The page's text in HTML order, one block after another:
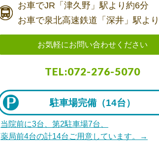
お車でJR「津久野」駅より 約6分
お車で泉北高速鉄道「深井」駅より
お気軽にお問い合わせください
TEL:072-276-5070
駐車場完備（14台）
当院前に3台、第2駐車場7台、
薬局前4台の計14台ご用意しています。→